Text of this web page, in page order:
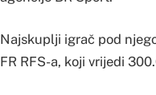
Najskuplji igrač pod
FR RFS-a, koji vrijedi